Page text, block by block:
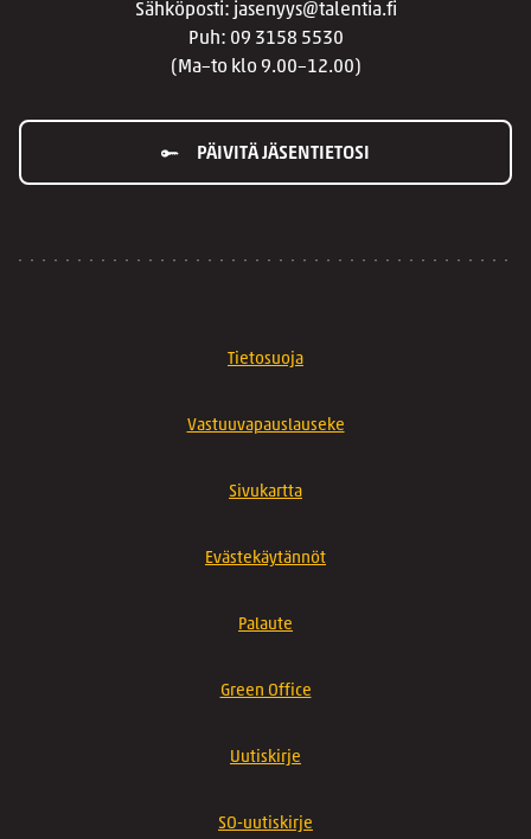
Sähköposti: jasenyys@talentia.fi
Puh: 09 3158 5530
(Ma–to klo 9.00–12.00)
PÄIVITÄ JÄSENTIETOSI
Tietosuoja
Vastuuvapauslauseke
Sivukartta
Evästekäytännöt
Palaute
Green Office
Uutiskirje
SO-uutiskirje